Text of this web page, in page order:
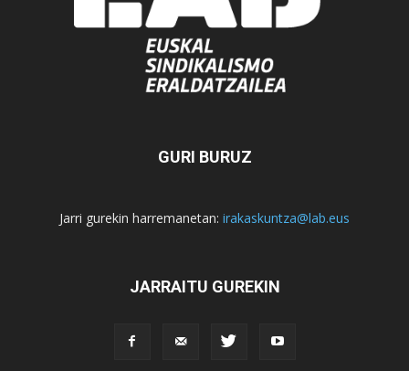
GURI BURUZ
Jarri gurekin harremanetan: irakaskuntza@lab.eus
JARRAITU GUREKIN